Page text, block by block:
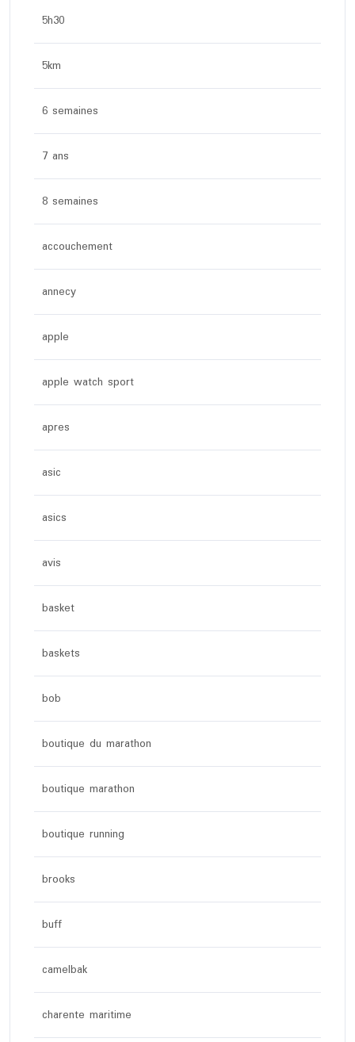
5h30
5km
6 semaines
7 ans
8 semaines
accouchement
annecy
apple
apple watch sport
apres
asic
asics
avis
basket
baskets
bob
boutique du marathon
boutique marathon
boutique running
brooks
buff
camelbak
charente maritime